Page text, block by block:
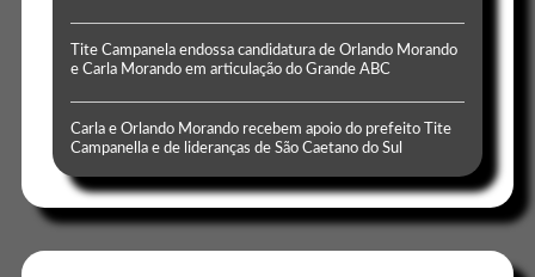
Tite Campanela endossa candidatura de Orlando Morando
e Carla Morando em articulação do Grande ABC
Carla e Orlando Morando recebem apoio do prefeito Tite
Campanella e de lideranças de São Caetano do Sul